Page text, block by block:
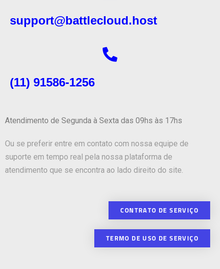
support@battlecloud.host
(11) 91586-1256
Atendimento de Segunda à Sexta das 09hs às 17hs
Ou se preferir entre em contato com nossa equipe de
suporte em tempo real pela nossa plataforma de
atendimento que se encontra ao lado direito do site.
CONTRATO DE SERVIÇO
TERMO DE USO DE SERVIÇO